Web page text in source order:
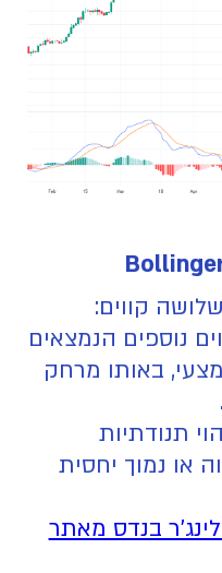
קווים:
נוספים הנמצאים
באותו מרחק
תנודתיות
או נמוך יחסית
בנדס מאתר